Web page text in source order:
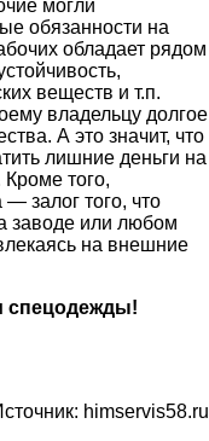
могли
обязанности на
обладает рядом
веществ и т.п.
владельцу долгое
А это значит, что
лишние деньги на
того,
залог того, что
заводе или любом
на внешние
спецодежды!
himservis58.ru